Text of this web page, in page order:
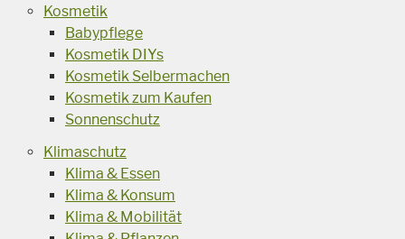
Kosmetik
Babypflege
Kosmetik DIYs
Kosmetik Selbermachen
Kosmetik zum Kaufen
Sonnenschutz
Klimaschutz
Klima & Essen
Klima & Konsum
Klima & Mobilität